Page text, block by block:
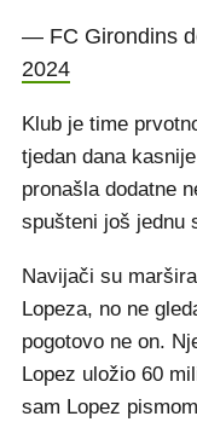
— FC Girondins
2024
Klub je time
tjedan dana
pronašla dodatne
spušteni još jednu
Navijači su
Lopeza, no ne
pogotovo ne on.
Lopez uložio 60
sam Lopez